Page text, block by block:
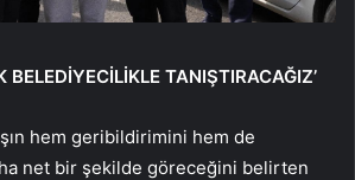
BELEDİYECİLİKLE TANIŞTIRACAĞIZ’
hem geribildirimini hem de
net bir şekilde göreceğini belirten